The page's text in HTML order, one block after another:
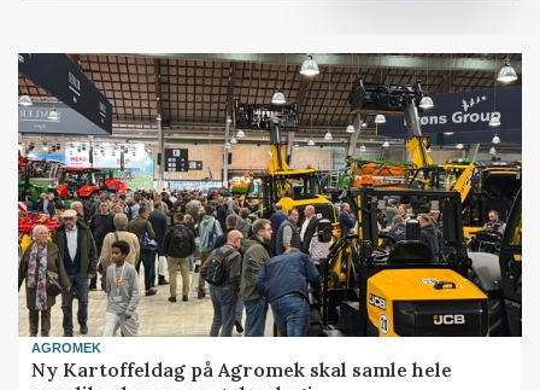
AGROMEK
Ny Kartoffeldag på Agromek skal samle hele